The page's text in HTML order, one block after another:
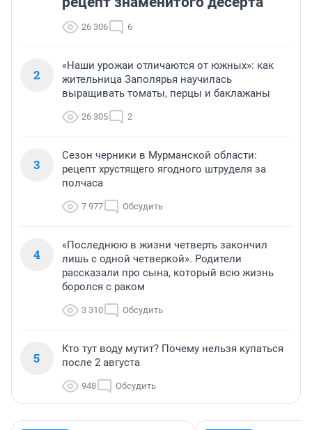
26 306 6
2
«Наши урожаи отличаются от южных»: как
жительница Заполярья научилась
выращивать томаты, перцы и баклажаны
26 305 2
3
Сезон черники в Мурманской области:
рецепт хрустящего ягодного штруделя за
полчаса
7 977 Обсудить
4
«Последнюю в жизни четверть закончил
лишь с одной четверкой». Родители
рассказали про сына, который всю жизнь
боролся с раком
3 310 Обсудить
5
Кто тут воду мутит? Почему нельзя купаться
после 2 августа
948 Обсудить